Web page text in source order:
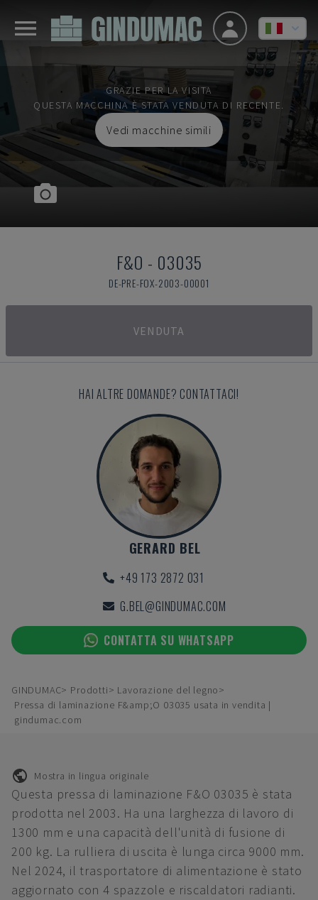
GRAZIE PER LA VISITA
QUESTA MACCHINA È STATA VENDUTA DI RECENTE.
Vedi macchine simili
F&O - 03035
DE-PRE-FOX-2003-00001
VENDUTA
HAI ALTRE DOMANDE? CONTATTACI!
GERARD BEL
+49 173 2872 031
G.BEL@GINDUMAC.COM
CONTATTA SU WHATSAPP
GINDUMAC Prodotti
Lavorazione del legno
Pressa di laminazione F&amp;O 03035 usata in vendita |
gindumac.com
Mostra in lingua originale
Questa pressa di laminazione F&O 03035 è stata
prodotta nel 2003. Ha una larghezza di lavoro di
1300 mm e una capacità dell'unità di fusione di
200 kg. La rulliera di uscita è lunga circa 9000 mm.
Nel 2024, il trasportatore di alimentazione è stato
aggiornato con 4 spazzole e riscaldatori radianti.